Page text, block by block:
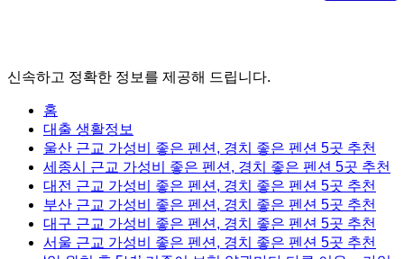
신속하고 정확한 정보를 제공해 드립니다.
홈
대출 생활정보
울산 근교 가성비 좋은 펜션, 경치 좋은 펜션 5곳 추천
세종시 근교 가성비 좋은 펜션, 경치 좋은 펜션 5곳 추천
대전 근교 가성비 좋은 펜션, 경치 좋은 펜션 5곳 추천
부산 근교 가성비 좋은 펜션, 경치 좋은 펜션 5곳 추천
대구 근교 가성비 좋은 펜션, 경치 좋은 펜션 5곳 추천
서울 근교 가성비 좋은 펜션, 경치 좋은 펜션 5곳 추천